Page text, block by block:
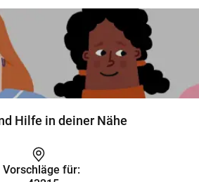
Hilfe in deiner Nähe
Vorschläge für: